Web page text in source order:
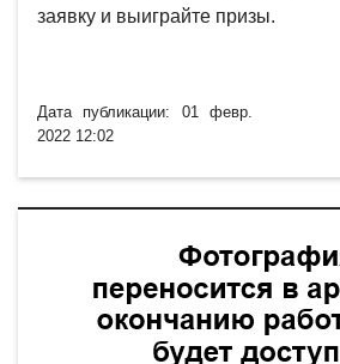
заявку и выиграйте призы.
Дата публикации: 01 февр.
2022 12:02